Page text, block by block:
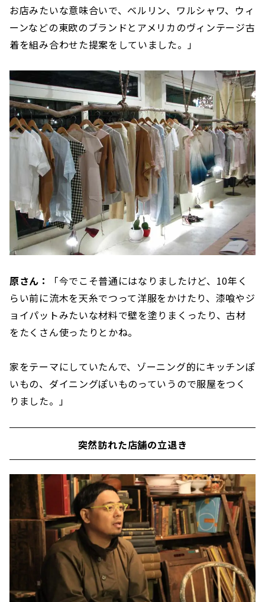
お店みたいな意味合いで、ベルリン、ワルシャワ、ウィ
ーンなどの東欧のブランドとアメリカのヴィンテージ古
着を組み合わせた提案をしていました。」
原さん：
「今でこそ普通にはなりましたけど、10年く
らい前に流木を天糸でつって洋服をかけたり、漆喰やジ
ョイパットみたいな材料で壁を塗りまくったり、古材
をたくさん使ったりとかね。
家をテーマにしていたんで、ゾーニング的にキッチンぽ
いもの、ダイニングぽいものっていうので服屋をつく
りました。」
突然訪れた店舗の立退き